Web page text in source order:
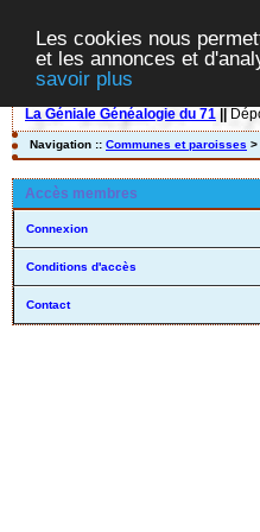
Les cookies nous
et les annonces et
savoir plus
La Géniale Généalogie du 71
Navigation :: Communes et paroisses >
Accès membres
Connexion
Conditions d'accès
Contact